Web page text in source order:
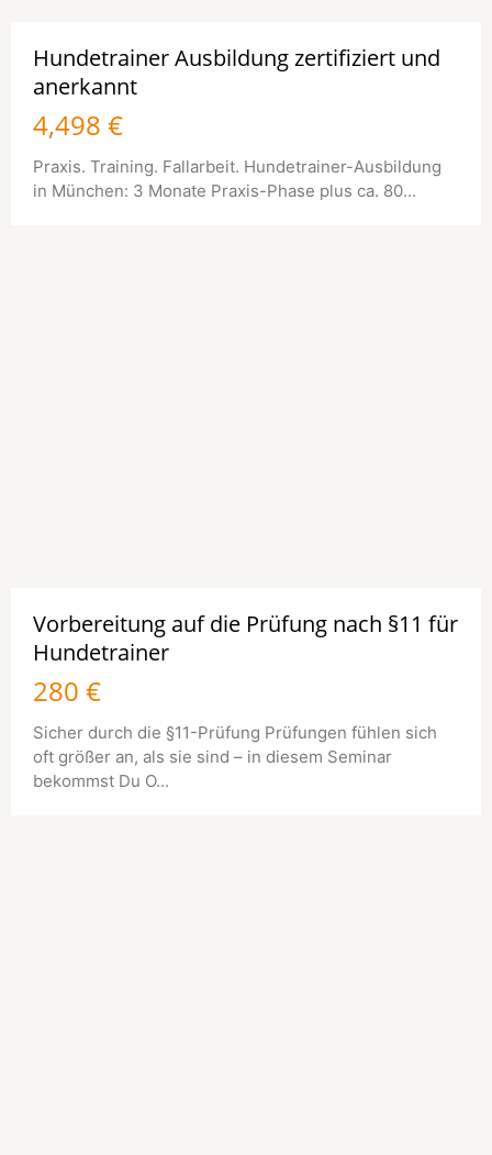
Hundetrainer Ausbildung zertifiziert und
anerkannt
4,498 €
Praxis. Training. Fallarbeit. Hundetrainer-Ausbildung
in München: 3 Monate Praxis-Phase plus ca. 80...
Vorbereitung auf die Prüfung nach §11 für
Hundetrainer
280 €
Sicher durch die §11-Prüfung Prüfungen fühlen sich
oft größer an, als sie sind – in diesem Seminar
bekommst Du O...